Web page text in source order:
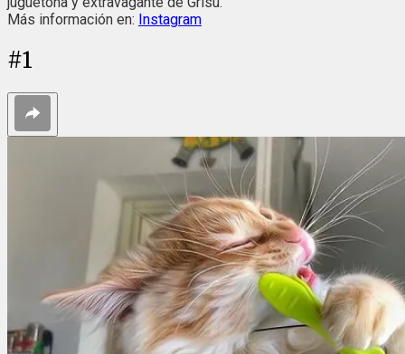
Más información en: Instagram
#1